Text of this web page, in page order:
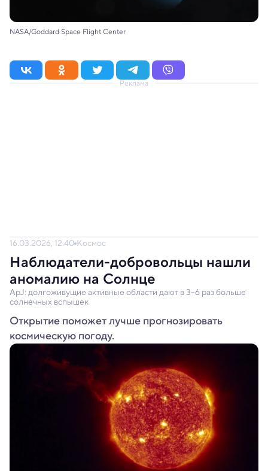
NASA/Goddard Space Flight Center
Реклама
16.03.2026, 12:40 Космос
Наблюдатели-добровольцы нашли
аномалию на Солнце
ApJ: долгоживущие активные области дают в 3–6 раз больше
солнечных вспышек
Открытие поможет лучше прогнозировать
космическую погоду.